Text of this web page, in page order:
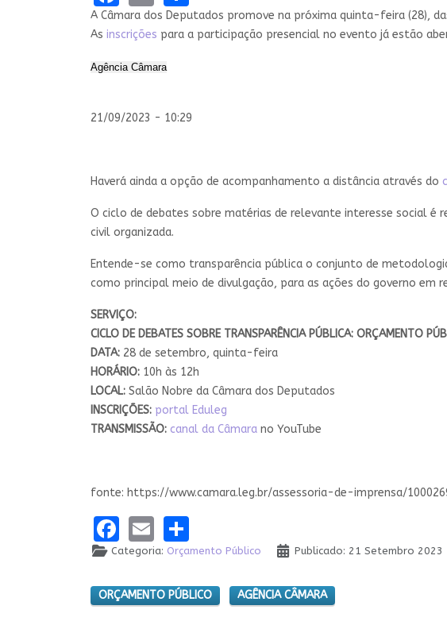
A Câmara dos Deputados promove na próxima quinta-feira (28),
As inscrições para a participação presencial no evento já estão
Agência Câmara
21/09/2023 - 10:29
Haverá ainda a opção de acompanhamento a distância através do
O ciclo de debates sobre matérias de relevante interesse social é
civil organizada.
Entende-se como transparência pública o conjunto de
como principal meio de divulgação, para as ações do governo
SERVIÇO:
CICLO DE DEBATES SOBRE TRANSPARÊNCIA PÚBLICA: ORÇAMENTO
DATA: 28 de setembro, quinta-feira
HORÁRIO: 10h às 12h
LOCAL: Salão Nobre da Câmara dos Deputados
INSCRIÇÕES: portal Eduleg
TRANSMISSÃO: canal da Câmara no YouTube
fonte: https://www.camara.leg.br/assessoria-de-imprensa/
Facebook
Email
Categoria: Orçamento Público Publicado: 21 Setembro 2023
ORÇAMENTO PÚBLICO AGÊNCIA CÂMARA